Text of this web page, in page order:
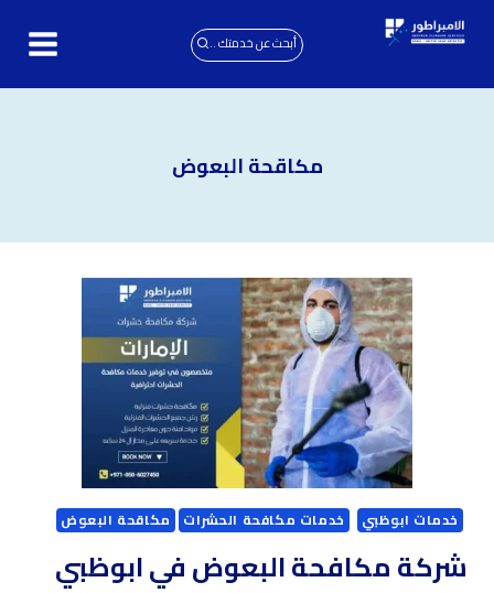
التجاوز
أبحث عن خدمتك ..
مكاقحة البعوض
خدمات ابوظبي خدمات مكافحة الحشرات مكاقحة البعوض
شركة مكافحة البعوض في ابوظبي